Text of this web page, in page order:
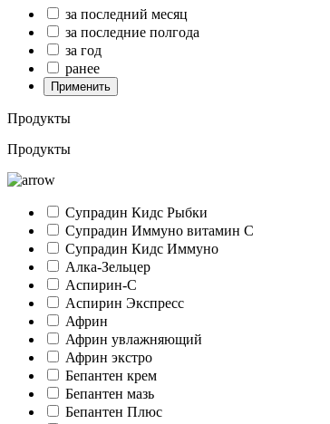
за последний месяц
за последние полгода
за год
ранее
Применить
Продукты
Продукты
Супрадин Кидс Рыбки
Супрадин Иммуно витамин С
Супрадин Кидс Иммуно
Алка-Зельцер
Аспирин-C
Аспирин Экспресс
Африн
Африн увлажняющий
Африн экстро
Бепантен крем
Бепантен мазь
Бепантен Плюс